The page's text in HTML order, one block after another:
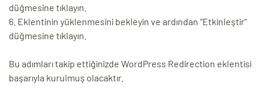
düğmesine tıklayın.
Eklentinin yüklenmesini bekleyin ve ardından “Etkinleştir”
düğmesine tıklayın.
Bu adımları takip ettiğinizde WordPress Redirection eklentisi
başarıyla kurulmuş olacaktır.